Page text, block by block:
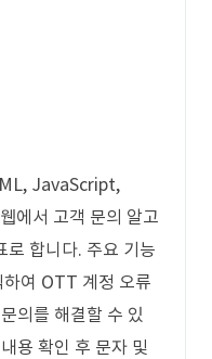
JavaScript,
에서 고객 문의 알고
로 합니다. 주요 기능
여 OTT 계정 오류
의를 해결할 수 있
용 확인 후 문자 및